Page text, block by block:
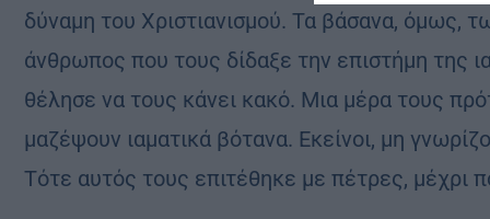
δύναμη του Χριστιανισμού. Τα βάσανα, όμως,
άνθρωπος που τους δίδαξε την επιστήμη της
θέλησε να τους κάνει κακό. Μια μέρα τους
μαζέψουν ιαματικά βότανα. Εκείνοι, μη
Τότε αυτός τους επιτέθηκε με πέτρες, μέχρι